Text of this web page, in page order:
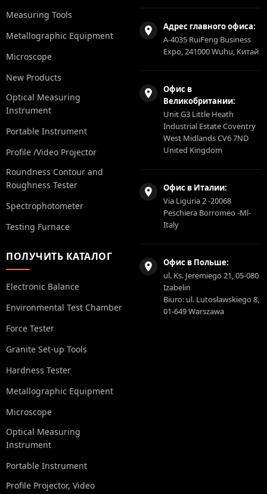
Measuring Tools
Metallographic Equipment
Microscope
New Products
Optical Measuring
Instrument
Portable Instrument
Profile /Video Projector
Roundness Contour and
Roughness Tester
Spectrophotometer
Testing Furnace
ПОЛУЧИТЬ КАТАЛОГ
Electronic Balance
Environmental Test Chamber
Force Tester
Granite Set-up Tools
Hardness Tester
Metallographic Equipment
Microscope
Optical Measuring
Instrument
Portable Instrument
Profile Projector, Video
Адрес главного офиса:
A-4035 RuiFeng Business
Expo, 241000 Wuhu, Китай
Офис в
Великобритании:
Unit G3 Little Heath
Industrial Estate Coventry
West Midlands CV6 7ND
United Kingdom
Офис в Италии:
Via Liguria 2 -20068
Peschiera Borromeo -Ml-
Italy
Офис в Польше:
ul. Ks. Jeremiego 21, 05-080
Izabelin
Biuro: ul. Lutosławskiego 8,
01-649 Warszawa